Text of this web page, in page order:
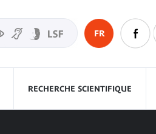
FR
RECHERCHE SCIENTIFIQUE